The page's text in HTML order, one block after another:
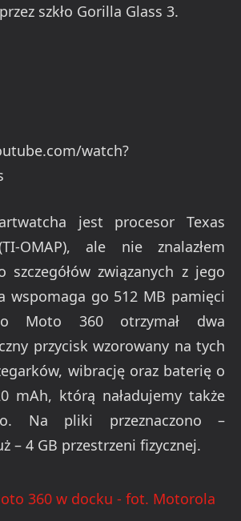
szkło Gorilla Glass 3.
watch?
jest procesor Texas
OMAP), ale nie znalazłem
szczegółów związanych z jego
wspomaga go 512 MB pamięci
Moto 360 otrzymał dwa
przycisk wzorowany na tych
wibrację oraz baterię o
mAh, którą naładujemy także
Na pliki przeznaczono –
– 4 GB przestrzeni fizycznej.